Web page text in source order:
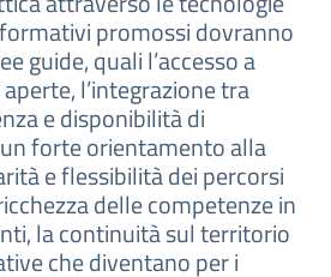
promossi dovranno
guide, quali l’accesso a
l’integrazione tra
e disponibilità di
forte orientamento alla
e flessibilità dei percorsi
delle competenze in
la continuità sul territorio
che diventano per i